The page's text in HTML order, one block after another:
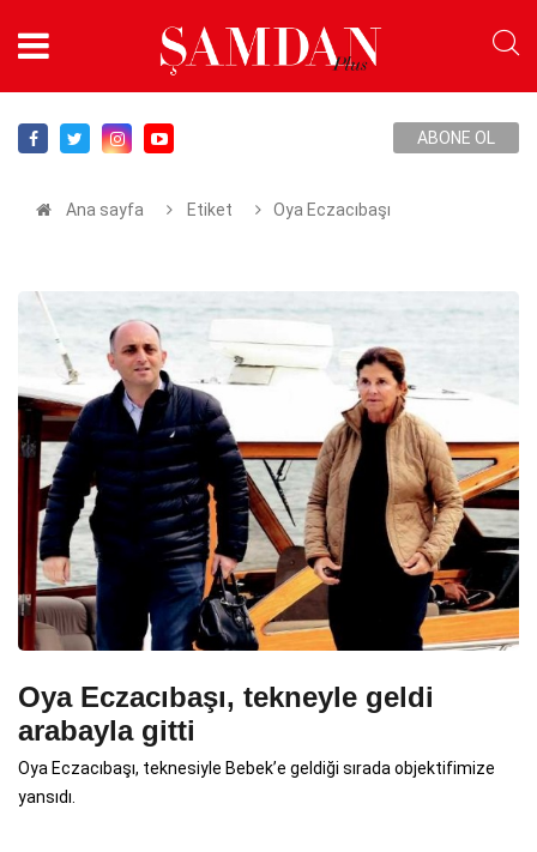
ABONE OL
Ana sayfa Etiket Oya Eczacıbaşı
Oya Eczacıbaşı, tekneyle geldi
arabayla gitti
Oya Eczacıbaşı, teknesiyle Bebek’e geldiği sırada objektifimize
yansıdı.